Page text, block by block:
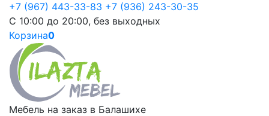
+7 (967) 443-33-83 +7 (936) 243-30-35
С 10:00 до 20:00, без выходных
Корзина0
Мебель на заказ в Балашихе